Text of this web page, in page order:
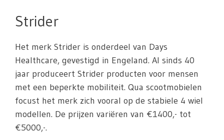
Strider
Het merk Strider is onderdeel van Days
Healthcare, gevestigd in Engeland. Al sinds 40
jaar produceert Strider producten voor mensen
met een beperkte mobiliteit. Qua scootmobielen
focust het merk zich vooral op de stabiele 4 wiel
modellen. De prijzen variëren van €1400,- tot
€5000,-.